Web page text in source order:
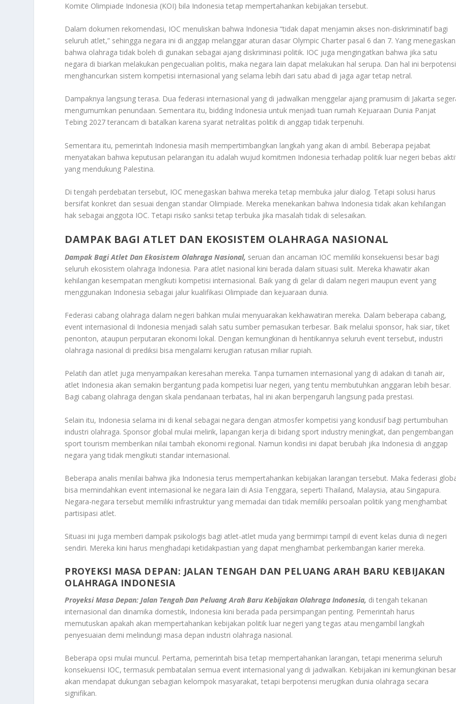
Komite Olimpiade Indonesia (KOI) bila Indonesia tetap mempertahankan kebijakan tersebut.
Dalam dokumen rekomendasi, IOC menuliskan bahwa Indonesia “tidak dapat menjamin akses non-diskriminatif bagi
seluruh atlet,” sehingga negara ini di anggap melanggar aturan dasar Olympic Charter pasal 6 dan 7. Yang menegaskan
bahwa olahraga tidak boleh di gunakan sebagai ajang diskriminasi politik. IOC juga mengingatkan bahwa jika satu
negara di biarkan melakukan pengecualian politis, maka negara lain dapat melakukan hal serupa. Dan hal ini berpotensi
menghancurkan sistem kompetisi internasional yang selama lebih dari satu abad di jaga agar tetap netral.
Dampaknya langsung terasa. Dua federasi internasional yang di jadwalkan menggelar ajang pramusim di Jakarta
mengumumkan penundaan. Sementara itu, bidding Indonesia untuk menjadi tuan rumah Kejuaraan Dunia Panjat
Tebing 2027 terancam di batalkan karena syarat netralitas politik di anggap tidak terpenuhi.
Sementara itu, pemerintah Indonesia masih mempertimbangkan langkah yang akan di ambil. Beberapa pejabat
menyatakan bahwa keputusan pelarangan itu adalah wujud komitmen Indonesia terhadap politik luar negeri bebas
yang mendukung Palestina.
Di tengah perdebatan tersebut, IOC menegaskan bahwa mereka tetap membuka jalur dialog. Tetapi solusi harus
bersifat konkret dan sesuai dengan standar Olimpiade. Mereka menekankan bahwa Indonesia tidak akan kehilangan
hak sebagai anggota IOC. Tetapi risiko sanksi tetap terbuka jika masalah tidak di selesaikan.
DAMPAK BAGI ATLET DAN EKOSISTEM OLAHRAGA NASIONAL
Dampak Bagi Atlet Dan Ekosistem Olahraga Nasional, seruan dan ancaman IOC memiliki konsekuensi besar bagi
seluruh ekosistem olahraga Indonesia. Para atlet nasional kini berada dalam situasi sulit. Mereka khawatir akan
kehilangan kesempatan mengikuti kompetisi internasional. Baik yang di gelar di dalam negeri maupun event yang
menggunakan Indonesia sebagai jalur kualifikasi Olimpiade dan kejuaraan dunia.
Federasi cabang olahraga dalam negeri bahkan mulai menyuarakan kekhawatiran mereka. Dalam beberapa cabang,
event internasional di Indonesia menjadi salah satu sumber pemasukan terbesar. Baik melalui sponsor, hak siar, tiket
penonton, ataupun perputaran ekonomi lokal. Dengan kemungkinan di hentikannya seluruh event tersebut, industri
olahraga nasional di prediksi bisa mengalami kerugian ratusan miliar rupiah.
Pelatih dan atlet juga menyampaikan keresahan mereka. Tanpa turnamen internasional yang di adakan di tanah air,
atlet Indonesia akan semakin bergantung pada kompetisi luar negeri, yang tentu membutuhkan anggaran lebih besar.
Bagi cabang olahraga dengan skala pendanaan terbatas, hal ini akan berpengaruh langsung pada prestasi.
Selain itu, Indonesia selama ini di kenal sebagai negara dengan atmosfer kompetisi yang kondusif bagi pertumbuhan
industri olahraga. Sponsor global mulai melirik, lapangan kerja di bidang sport industry meningkat, dan pengembangan
sport tourism memberikan nilai tambah ekonomi regional. Namun kondisi ini dapat berubah jika Indonesia di anggap
negara yang tidak mengikuti standar internasional.
Beberapa analis menilai bahwa jika Indonesia terus mempertahankan kebijakan larangan tersebut. Maka federasi
bisa memindahkan event internasional ke negara lain di Asia Tenggara, seperti Thailand, Malaysia, atau Singapura.
Negara-negara tersebut memiliki infrastruktur yang memadai dan tidak memiliki persoalan politik yang menghambat
partisipasi atlet.
Situasi ini juga memberi dampak psikologis bagi atlet-atlet muda yang bermimpi tampil di event kelas dunia di negeri
sendiri. Mereka kini harus menghadapi ketidakpastian yang dapat menghambat perkembangan karier mereka.
PROYEKSI MASA DEPAN: JALAN TENGAH DAN PELUANG ARAH BARU KEBIJAKAN
OLAHRAGA INDONESIA
Proyeksi Masa Depan: Jalan Tengah Dan Peluang Arah Baru Kebijakan Olahraga Indonesia, di tengah tekanan
internasional dan dinamika domestik, Indonesia kini berada pada persimpangan penting. Pemerintah harus
memutuskan apakah akan mempertahankan kebijakan politik luar negeri yang tegas atau mengambil langkah
penyesuaian demi melindungi masa depan industri olahraga nasional.
Beberapa opsi mulai muncul. Pertama, pemerintah bisa tetap mempertahankan larangan, tetapi menerima seluruh
konsekuensi IOC, termasuk pembatalan semua event internasional yang di jadwalkan. Kebijakan ini kemungkinan
akan mendapat dukungan sebagian kelompok masyarakat, tetapi berpotensi merugikan dunia olahraga secara
signifikan.